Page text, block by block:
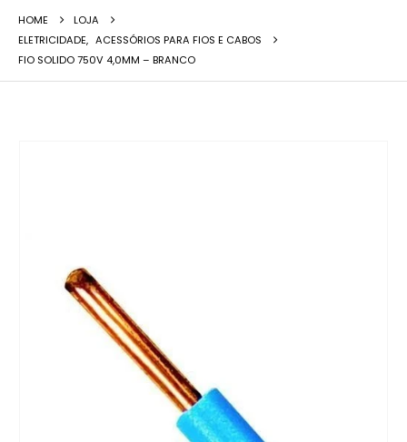
HOME
LOJA
ELETRICIDADE, ACESSÓRIOS PARA FIOS E CABOS
FIO SOLIDO 750V 4,0MM – BRANCO